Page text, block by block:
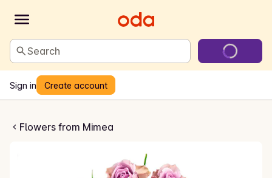
Search
Sign in Create account
Flowers from Mimea
roser lilla